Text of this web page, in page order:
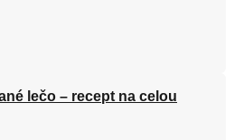
lečo – recept na celou